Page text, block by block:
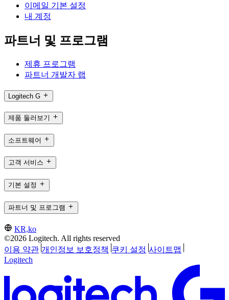
이메일 기본 설정
내 계정
파트너 및 프로그램
제휴 프로그램
파트너 개발자 랩
Logitech G
제품 둘러보기
소프트웨어
고객 서비스
기본 설정
파트너 및 프로그램
KR,ko
©2026 Logitech. All rights reserved
이용 약관 개인정보 보호정책 쿠키 설정 사이트맵
Logitech